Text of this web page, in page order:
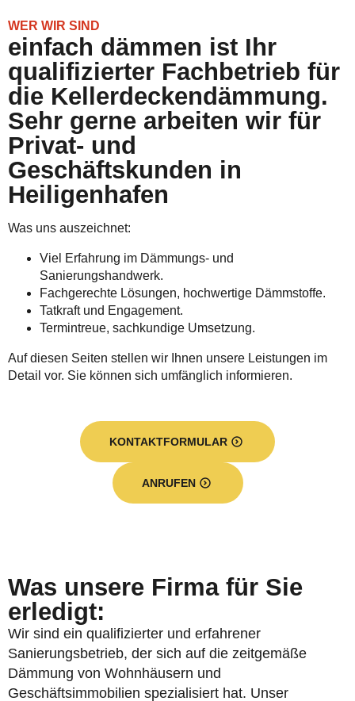
WER WIR SIND
einfach dämmen ist Ihr
qualifizierter Fachbetrieb für
die Kellerdeckendämmung.
Sehr gerne arbeiten wir für
Privat- und
Geschäftskunden in
Heiligenhafen
Was uns auszeichnet:
Viel Erfahrung im Dämmungs- und
Sanierungshandwerk.
Fachgerechte Lösungen, hochwertige Dämmstoffe.
Tatkraft und Engagement.
Termintreue, sachkundige Umsetzung.
Auf diesen Seiten stellen wir Ihnen unsere Leistungen im
Detail vor. Sie können sich umfänglich informieren.
KONTAKTFORMULAR
ANRUFEN
Was unsere Firma für Sie
erledigt:
Wir sind ein qualifizierter und erfahrener
Sanierungsbetrieb, der sich auf die zeitgemäße
Dämmung von Wohnhäusern und
Geschäftsimmobilien spezialisiert hat. Unser